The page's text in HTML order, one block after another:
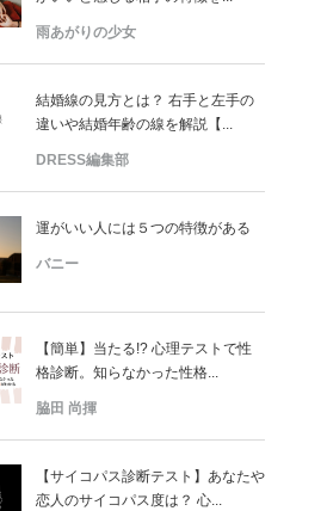
雨あがりの少女
結婚線の見方とは？ 右手と左手の
違いや結婚年齢の線を解説【...
DRESS編集部
運がいい人には５つの特徴がある
バニー
【簡単】当たる!? 心理テストで性
格診断。知らなかった性格...
脇田 尚揮
【サイコパス診断テスト】あなたや
恋人のサイコパス度は？ 心...